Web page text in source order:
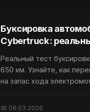
Буксировка
Cybertruck:
Реальный тест
650 км. Узнайте, как
на запас хода
📅 06.03.2026